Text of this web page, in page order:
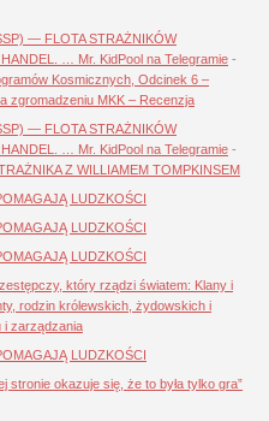
— FLOTA STRAŻNIKÓW
… Mr. KidPool na Telegramie -
Kosmicznych, Odcinek 6 –
zgromadzeniu MKK – Recenzja
— FLOTA STRAŻNIKÓW
… Mr. KidPool na Telegramie -
Z WILLIAMEM TOMPKINSEM
LUDZKOŚCI
LUDZKOŚCI
LUDZKOŚCI
który rządzi światem: Klany i
rodzin królewskich, żydowskich i
i zarządzania
LUDZKOŚCI
stronie okazuje się, że to była tylko gra”